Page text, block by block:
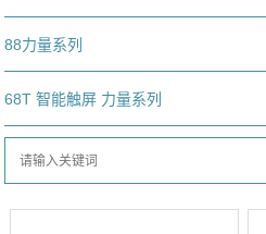
88力量系列
68T 智能触屏 力量系列